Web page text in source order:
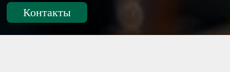
Контакты